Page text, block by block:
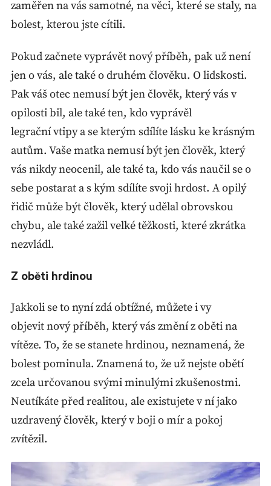
zaměřen na vás samotné, na věci, které se staly, na
bolest, kterou jste cítili.
Pokud začnete vyprávět nový příběh, pak už není
jen o vás, ale také o druhém člověku. O lidskosti.
Pak váš otec nemusí být jen člověk, který vás v
opilosti bil, ale také ten, kdo vyprávěl
legrační vtipy a se kterým sdílíte lásku ke krásným
autům. Vaše matka nemusí být jen člověk, který
vás nikdy neocenil, ale také ta, kdo vás naučil se o
sebe postarat a s kým sdílíte svoji hrdost. A opilý
řidič může být člověk, který udělal obrovskou
chybu, ale také zažil velké těžkosti, které zkrátka
nezvládl.
Z oběti hrdinou
Jakkoli se to nyní zdá obtížné, můžete i vy
objevit nový příběh, který vás změní z oběti na
vítěze. To, že se stanete hrdinou, neznamená, že
bolest pominula. Znamená to, že už nejste obětí
zcela určovanou svými minulými zkušenostmi.
Neutíkáte před realitou, ale existujete v ní jako
uzdravený člověk, který v boji o mír a pokoj
zvítězil.